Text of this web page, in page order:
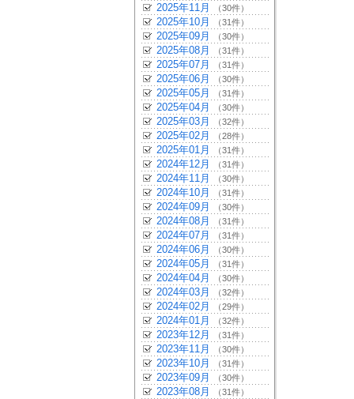
2025年11月 （30件）
2025年10月 （31件）
2025年09月 （30件）
2025年08月 （31件）
2025年07月 （31件）
2025年06月 （30件）
2025年05月 （31件）
2025年04月 （30件）
2025年03月 （32件）
2025年02月 （28件）
2025年01月 （31件）
2024年12月 （31件）
2024年11月 （30件）
2024年10月 （31件）
2024年09月 （30件）
2024年08月 （31件）
2024年07月 （31件）
2024年06月 （30件）
2024年05月 （31件）
2024年04月 （30件）
2024年03月 （32件）
2024年02月 （29件）
2024年01月 （32件）
2023年12月 （31件）
2023年11月 （30件）
2023年10月 （31件）
2023年09月 （30件）
2023年08月 （31件）